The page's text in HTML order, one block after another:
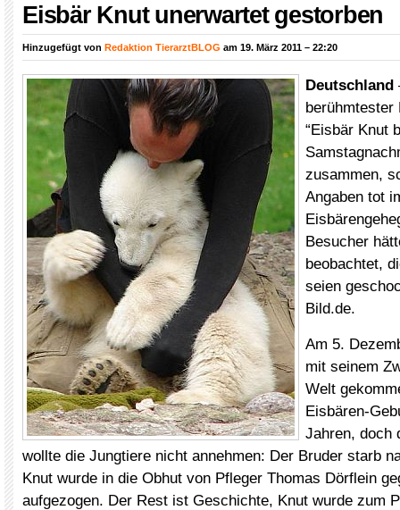
Eisbär Knut unerwartet gestorben
Hinzugefügt von Redaktion TierarztBLOG am 19. März 2011 – 22:20
Deutschland
“Eisbär Knut
zusammen,
Angaben tot
Besucher
beobachtet,
seien
Bild.de.
Am 5.
mit seinem
Welt
Eisbären-
Jahren, doch
wollte die Jungtiere nicht annehmen: Der Bruder starb
Knut wurde in die Obhut von Pfleger Thomas Dörflein
aufgezogen. Der Rest ist Geschichte, Knut wurde zum